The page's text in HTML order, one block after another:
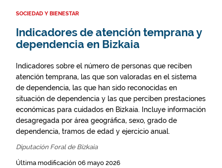
SOCIEDAD Y BIENESTAR
Indicadores de atención temprana y
dependencia en Bizkaia
Indicadores sobre el número de personas que reciben
atención temprana, las que son valoradas en el sistema
de dependencia, las que han sido reconocidas en
situación de dependencia y las que perciben prestaciones
económicas para cuidados en Bizkaia. Incluye información
desagregada por área geográfica, sexo, grado de
dependencia, tramos de edad y ejercicio anual.
Diputación Foral de Bizkaia
Última modificación 06 mayo 2026